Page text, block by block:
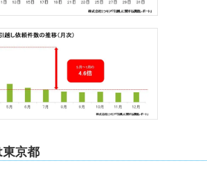
東京都